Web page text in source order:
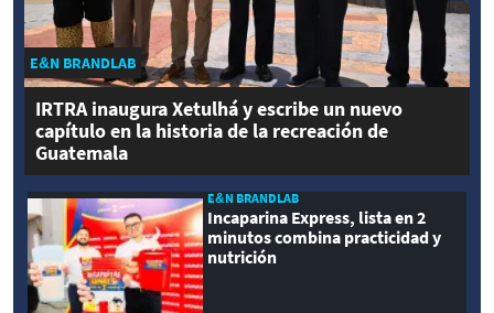
E&N BRANDLAB
IRTRA inaugura Xetulhá y escribe un nuevo
capítulo en la historia de la recreación de
Guatemala
E&N BRANDLAB
Incaparina Express, lista en 2
minutos combina practicidad y
nutrición